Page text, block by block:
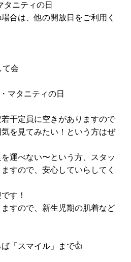
ニティの日
合は、他の開放日をご利用く
て会
マタニティの日
干定員に空きがありますので
を見てみたい！という方はぜ
運べない〜という方、スタッ
すので、安心していらしてく
す！
すので、新生児期の肌着など
「スマイル」まで👍